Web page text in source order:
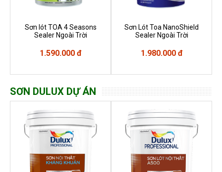
Sơn lót TOA 4 Seasons
Sealer Ngoài Trời
1.590.000 đ
Sơn Lót Toa NanoShield
Sealer Ngoài Trời
1.980.000 đ
SƠN DULUX DỰ ÁN